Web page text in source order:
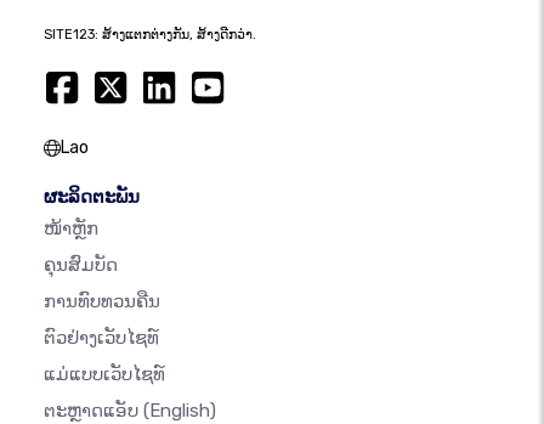
SITE123: ສ້າງແຕກຕ່າງກັນ, ສ້າງດີກວ່າ.
Lao
ຜະລິດຕະພັນ
ໜ້າຫຼັກ
ຄຸນສົມບັດ
ການທົບທວນຄືນ
ຕົວຢ່າງເວັບໄຊທ໌
ແມ່ແບບເວັບໄຊທ໌
ຕະຫຼາດແອັບ (English)